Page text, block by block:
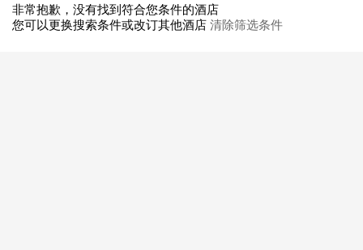
非常抱歉，没有找到符合您条件的酒店
您可以更换搜索条件或改订其他酒店 清除筛选条件